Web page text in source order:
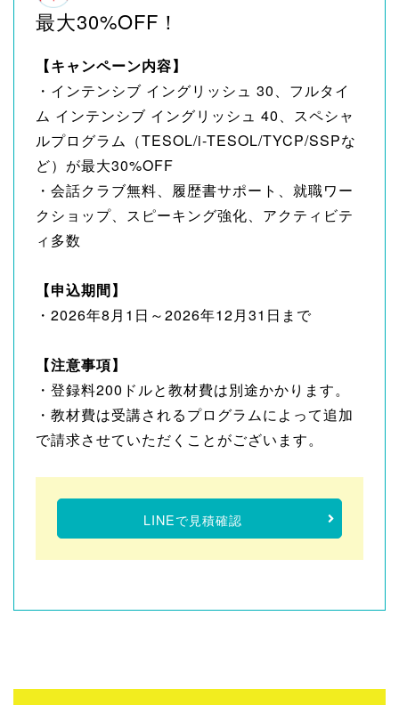
最大30%OFF！
【キャンペーン内容】
・インテンシブ イングリッシュ 30、フルタイ
ム インテンシブ イングリッシュ 40、スペシャ
ルプログラム（TESOL/i-TESOL/TYCP/SSPな
ど）が最大30%OFF
・会話クラブ無料、履歴書サポート、就職ワー
クショップ、スピーキング強化、アクティビテ
ィ多数
【申込期間】
・2026年8月1日～2026年12月31日まで
【注意事項】
・登録料200ドルと教材費は別途かかります。
・教材費は受講されるプログラムによって追加
で請求させていただくことがございます。
LINEで見積確認